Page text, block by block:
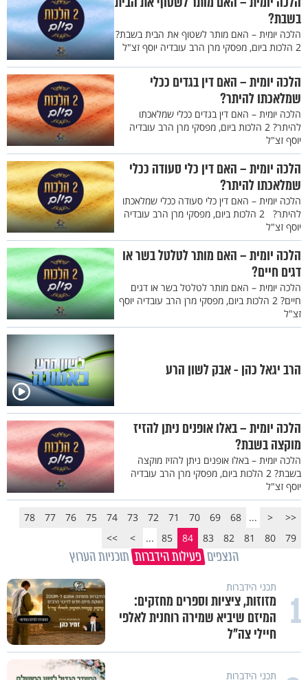
בשבת?
הלכה יומית – האם מותר לשטוף את הבית בשבת?
2 הלכות ביום, מפסקי מרן הרב עובדיה יוסף זצ"ל
הלכה יומית – האם דין בגדים ככלי
שמלאכתו להיתר?
הלכה יומית – האם דין בגדים ככלי שמלאכתו
להיתר? 2 הלכות ביום, מפסקי מרן הרב עובדיה
יוסף זצ"ל
הלכה יומית – האם דין כלי סעודה ככלי
שמלאכתו להיתר?
הלכה יומית – האם דין כלי סעודה ככלי שמלאכתו
להיתר? 2 הלכות ביום, מפסקי מרן הרב עובדיה
יוסף זצ"ל
הלכה יומית – האם מותר לטלטל בשר או
דגים חיים?
הלכה יומית – האם מותר לטלטל בשר או דגים
חיים? 2 הלכות ביום, מפסקי מרן הרב עובדיה יוסף
זצ"ל
הרב יגאל כהן - אבק לשון הרע
הלכה יומית – באלו אופנים ניתן להזיז
מוקצה בשבת?
הלכה יומית – באלו אופנים ניתן להזיז מוקצה
בשבת? 2 הלכות ביום, מפסקי מרן הרב עובדיה
יוסף זצ"ל
<<
<
...
68
69
70
71
72
73
74
75
76
77
78
79
80
81
82
83
84
85
...
>
>>
הנצפים פעילות הידברות תוכניות הערוץ
1 תכני הידברות
מזוזות, ציציות וספרים מחזקים:
המיזם שיביא שמירה רוחנית לאלפי
חיילי צה"ל
תכני הידברות